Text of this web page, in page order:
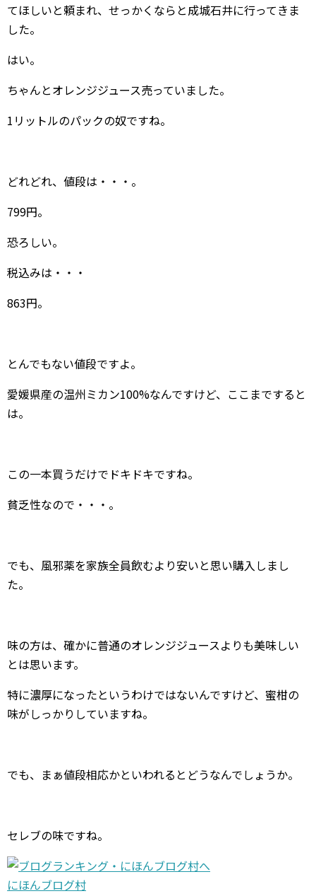
てほしいと頼まれ、せっかくならと成城石井に行ってきま
した。
はい。
ちゃんとオレンジジュース売っていました。
1リットルのパックの奴ですね。
どれどれ、値段は・・・。
799円。
恐ろしい。
税込みは・・・
863円。
とんでもない値段ですよ。
愛媛県産の温州ミカン100%なんですけど、ここまですると
は。
この一本買うだけでドキドキですね。
貧乏性なので・・・。
でも、風邪薬を家族全員飲むより安いと思い購入しまし
た。
味の方は、確かに普通のオレンジジュースよりも美味しい
とは思います。
特に濃厚になったというわけではないんですけど、蜜柑の
味がしっかりしていますね。
でも、まぁ値段相応かといわれるとどうなんでしょうか。
セレブの味ですね。
にほんブログ村